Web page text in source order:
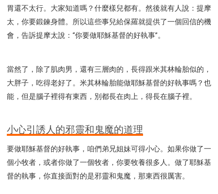
308課程 - 牧養理論基礎培訓
Y131課程 - 主動學習
Y132課程 - 職業策劃
Y133課程 - 活出豐盛
Y134課程 - 動手實驗室
Y135課程 - 做人做事
研習會01 - 如何讀聖經
研習會01 - 得著命定成為祝福
研習會01 - 得勝教會的啟示
研習會01 - 教會的牧養
研習會02 - 醫治釋放
研習會02 - 如何查聖經
研習會02 - 得勝教會的啟示
研習會02 - 教會的牧養
胃還不太行。大家知道嗎？什麼樣兒都有。然後就有人說：提摩
太，你要鍛鍊身體。所以這些事兒給保羅就提供了一個回信的機
會，告訴提摩太說：“你要做耶穌基督的好執事”。
當然了，除了肌肉男，還有三層肉的，長得跟米其林輪胎似的，
大胖子，吃得老好了。米其林輪胎能做耶穌基督的好執事嗎？也
能，但是腦子裡得有東西，別都長在肉上，得長在腦子裡。
小心引誘人的邪靈和鬼魔的道理
要做耶穌基督的好執事，咱們弟兄姐妹可得小心。如果你做了一
個小牧者，或者你做了一個牧者，你要牧養很多人。做了耶穌基
督的執事，你直接面對的是邪靈和鬼魔，那東西很厲害。